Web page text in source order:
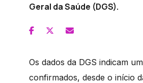
Geral da Saúde (DGS).
Os dados da DGS indicam
confirmados, desde o início